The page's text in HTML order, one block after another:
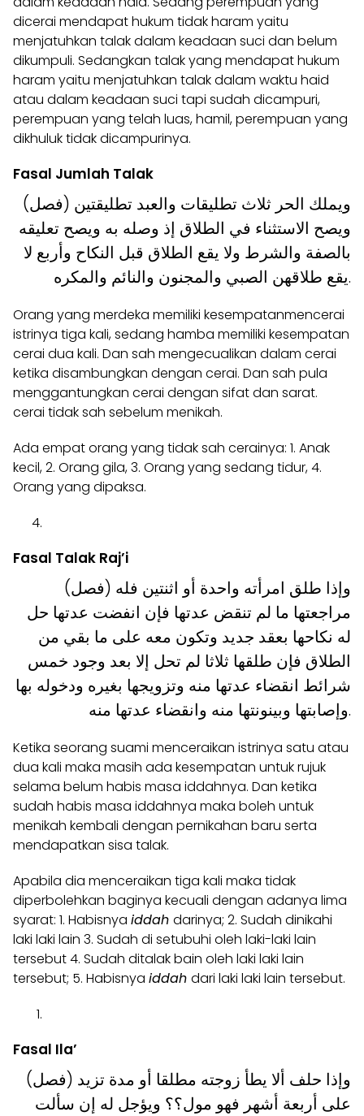
dicerai mendapat hukum tidak haram yaitu
menjatuhkan talak dalam keadaan suci dan belum
dikumpuli. Sedangkan talak yang mendapat hukum
haram yaitu menjatuhkan talak dalam waktu haid
atau dalam keadaan suci tapi sudah dicampuri,
perempuan yang telah luas, hamil, perempuan yang
dikhuluk tidak dicampurinya.
Fasal Jumlah Talak
(فصل) ويملك الحر ثلاث تطليقات والعبد تطليقتين
ويصح الاستثناء في الطلاق إذ وصله به ويصح تعليقه
بالصفة والشرط ولا يقع الطلاق قبل النكاح وأربع لا
يقع طلاقهن الصبي والمجنون والنائم والمكره.
Orang yang merdeka memiliki kesempatanmencerai
istrinya tiga kali, sedang hamba memiliki kesempatan
cerai dua kali. Dan sah mengecualikan dalam cerai
ketika disambungkan dengan cerai. Dan sah pula
menggantungkan cerai dengan sifat dan sarat.
cerai tidak sah sebelum menikah.
Ada empat orang yang tidak sah cerainya: 1. Anak
kecil, 2. Orang gila, 3. Orang yang sedang tidur, 4.
Orang yang dipaksa.
Fasal Talak Raj’i
(فصل) وإذا طلق امرأته واحدة أو اثنتين فله
مراجعتها ما لم تنقض عدتها فإن انفضت عدتها حل
له نكاحها بعقد جديد وتكون معه على ما بقي من
الطلاق فإن طلقها ثلاثا لم تحل إلا بعد وجود خمس
شرائط انقضاء عدتها منه وتزويجها بغيره ودخوله بها
وإصابتها وبينونتها منه وانقضاء عدتها منه.
Ketika seorang suami menceraikan istrinya satu atau
dua kali maka masih ada kesempatan untuk rujuk
selama belum habis masa iddahnya. Dan ketika
sudah habis masa iddahnya maka boleh untuk
menikah kembali dengan pernikahan baru serta
mendapatkan sisa talak.
Apabila dia menceraikan tiga kali maka tidak
diperbolehkan baginya kecuali dengan adanya lima
syarat: 1. Habisnya iddah darinya; 2. Sudah dinikahi
laki laki lain 3. Sudah di setubuhi oleh laki-laki lain
tersebut 4. Sudah ditalak bain oleh laki laki lain
tersebut; 5. Habisnya iddah dari laki laki lain tersebut.
Fasal Ila’
(فصل) وإذا حلف ألا يطأ زوجته مطلقا أو مدة تزيد
على أربعة أشهر فهو مول؟؟ ويؤجل له إن سألت